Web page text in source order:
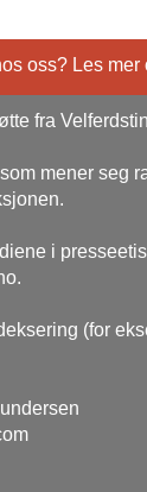
oss? Les
fra
mener seg
i
(for